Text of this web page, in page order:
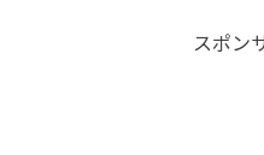
スポン